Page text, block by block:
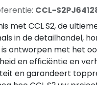
CCL-
met CCL S2, de
in de detailhandel,
is ontworpen met het
en efficiëntie en
en garandeert